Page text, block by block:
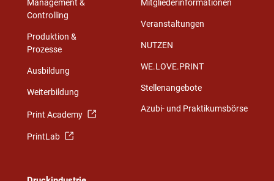
Management &
Controlling
Produktion &
Prozesse
Ausbildung
Weiterbildung
Print Academy
PrintLab
Mitgliederinformationen
Veranstaltungen
NUTZEN
WE.LOVE.PRINT
Stellenangebote
Azubi- und Praktikumsbörse